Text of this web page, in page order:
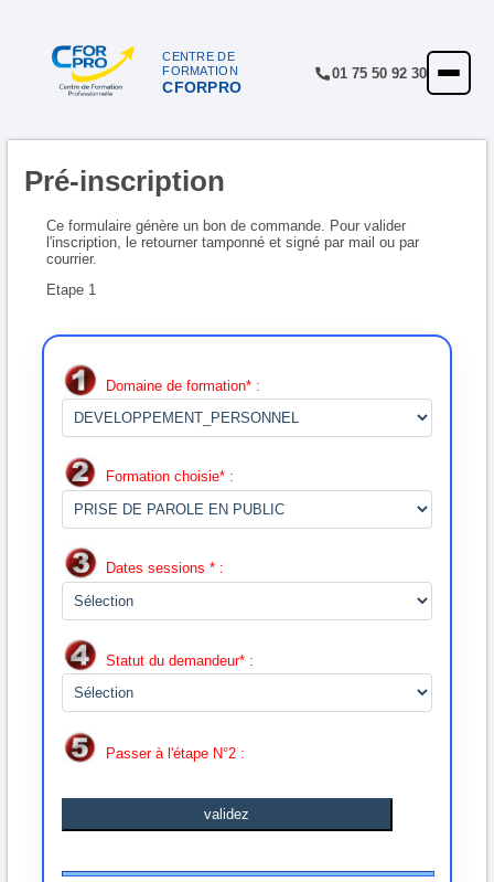
CENTRE DE
FORMATION
CFORPRO
01 75 50 92 30
ACCUEIL
NOTRE OFFRE
SATISFACTION
Pré-inscription
Ce formulaire génère un bon de commande. Pour valider
l'inscription, le retourner tamponné et signé par mail ou par
courrier.
Etape 1
Domaine de formation* :
Formation choisie* :
Dates sessions * :
Statut du demandeur* :
Passer à l'étape N°2 :
validez